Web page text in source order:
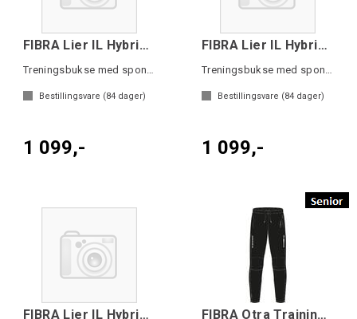
FIBRA Lier IL Hybrid Pant
Treningsbukse med sponsorlogoer
Bestillingsvare (84 dager)
1 099,-
FIBRA Lier IL Hybrid Pant W
Treningsbukse med sponsorlogoer
Bestillingsvare (84 dager)
1 099,-
FIBRA Lier IL Hybrid Pant Jr FIBRA Otra Training Pant SR